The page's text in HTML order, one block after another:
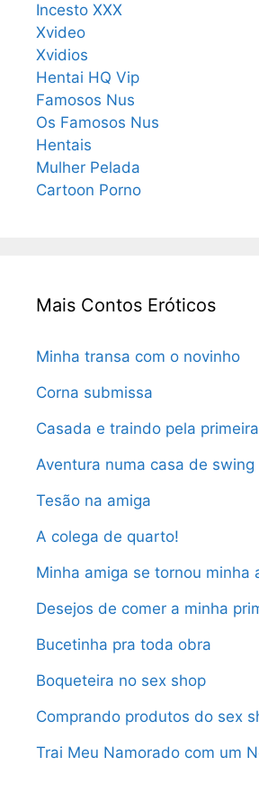
Incesto XXX
Xvideo
Xvidios
Hentai HQ Vip
Famosos Nus
Os Famosos Nus
Hentais
Mulher Pelada
Cartoon Porno
Mais Contos Eróticos
Minha transa com o novinho
Corna submissa
Casada e traindo pela
Aventura numa casa de swing
Tesão na amiga
A colega de quarto!
Minha amiga se tornou minha
Desejos de comer a minha
Bucetinha pra toda obra
Boqueteira no sex shop
Comprando produtos do sex
Trai Meu Namorado com um